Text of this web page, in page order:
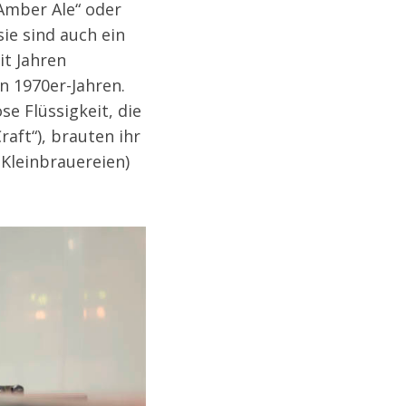
Ale“ oder
sind auch ein
Jahren
Jahren.
Flüssigkeit, die
brauten ihr